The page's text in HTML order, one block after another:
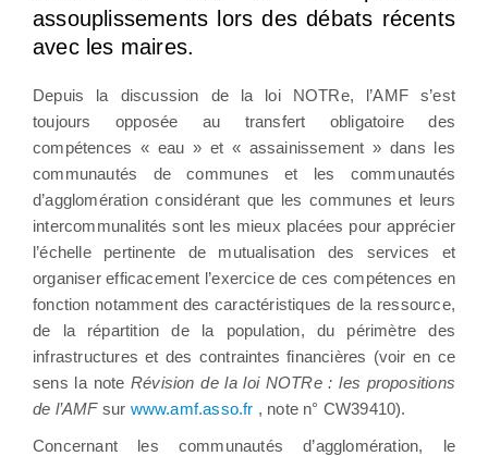
assouplissements lors des débats récents
avec les maires.
Depuis la discussion de la loi NOTRe, l’AMF s’est
toujours opposée au transfert obligatoire des
compétences « eau » et « assainissement » dans les
communautés de communes et les communautés
d’agglomération considérant que les communes et leurs
intercommunalités sont les mieux placées pour apprécier
l’échelle pertinente de mutualisation des services et
organiser efficacement l’exercice de ces compétences en
fonction notamment des caractéristiques de la ressource,
de la répartition de la population, du périmètre des
infrastructures et des contraintes financières (voir en ce
sens la noteRévision de la loi NOTRe : les propositions
de l’AMFsur www.amf.asso.fr , note n° CW39410).
Concernant les communautés d’agglomération, le